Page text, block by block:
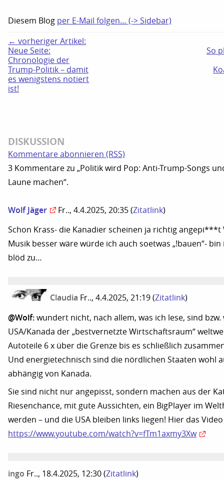
Diesem Blog per E-Mail folgen… (-> Sidebar)
← vorheriger Artikel:
Neue Seite:
Chronologie der
Trump-Politik – damit
es wenigstens notiert
ist!
So
DISKUSSION
Kommentare abonnieren (RSS)
3 Kommentare zu „Politik wird Pop: Anti-Trump-Songs
Laune machen“.
Wolf Jäger Fr.., 4.4.2025, 20:35 (Zitatlink)
Schon Krass- die Kanadier scheinen ja richtig angepi***t
Musik besser wäre würde ich auch soetwas „!bauen“-
blöd zu…
Claudia Fr.., 4.4.2025, 21:19 (Zitatlink)
@Wolf: wundert nicht, nach allem, was ich lese, sind bzw.
USA/Kanada der „bestvernetzte Wirtschaftsraum“
Autoteile 6 x über die Grenze bis es schließlich
Und energietechnisch sind die nördlichen Staaten wohl
abhängig von Kanada.
Sie sind nicht nur angepisst, sondern machen aus der
Riesenchance, mit gute Aussichten, ein BigPlayer im
werden – und die USA bleiben links liegen! Hier das
https://www.youtube.com/watch?v=fTm1axmy3Xw
ingo Fr.., 18.4.2025, 12:30 (Zitatlink)